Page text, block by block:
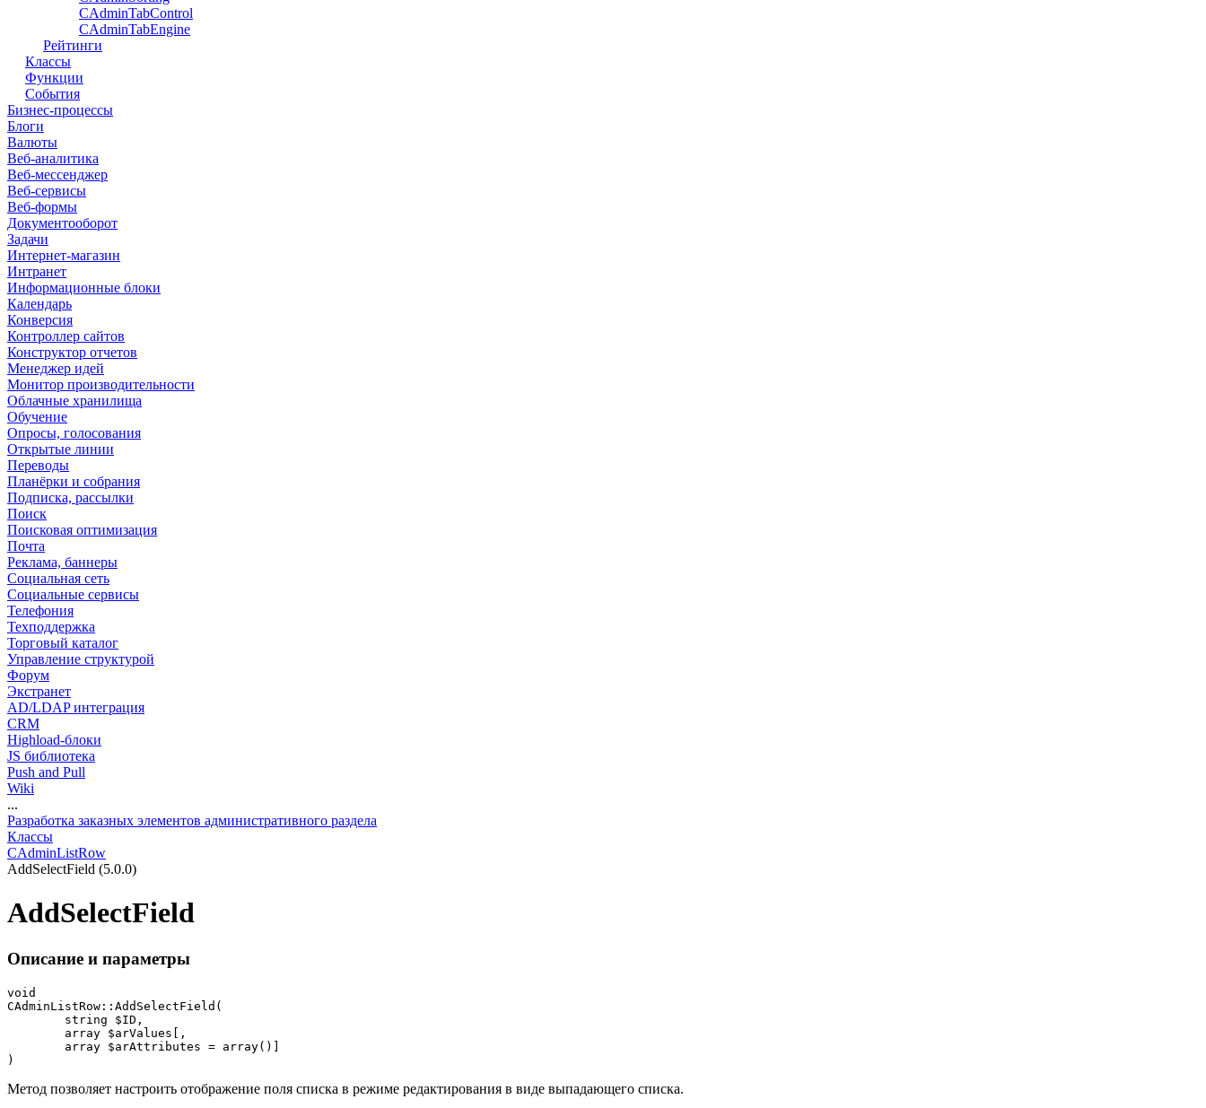
CAdminTabControl
CAdminTabEngine
Рейтинги
Классы
Функции
События
Бизнес-процессы
Блоги
Валюты
Веб-аналитика
Веб-мессенджер
Веб-сервисы
Веб-формы
Документооборот
Задачи
Интернет-магазин
Интранет
Информационные блоки
Календарь
Конверсия
Контроллер сайтов
Конструктор отчетов
Менеджер идей
Монитор производительности
Облачные хранилища
Обучение
Опросы, голосования
Открытые линии
Переводы
Планёрки и собрания
Подписка, рассылки
Поиск
Поисковая оптимизация
Почта
Реклама, баннеры
Социальная сеть
Социальные сервисы
Телефония
Техподдержка
Торговый каталог
Управление структурой
Форум
Экстранет
AD/LDAP интеграция
CRM
Highload-блоки
JS библиотека
Push and Pull
Wiki
...
Разработка заказных элементов административного раздела
Классы
CAdminListRow
AddSelectField (5.0.0)
AddSelectField
Описание и параметры
void
CAdminListRow::AddSelectField(
)
Метод позволяет настроить отображение поля списка в режиме редактирования в виде выпадающего списка.